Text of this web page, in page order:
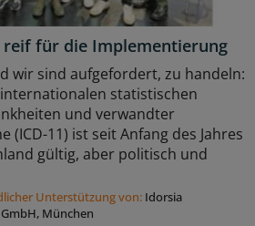
reif für die Implementierung
wir sind aufgefordert, zu handeln:
statistischen
und verwandter
(ICD-11) ist seit Anfang des Jahres
gültig, aber politisch und
Unterstützung von: Idorsia
München